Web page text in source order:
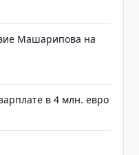
Машарипова на
в 4 млн. евро